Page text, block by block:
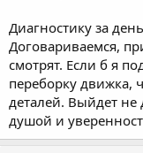
Диагностику за
Договариваемся,
смотрят. Если б я
переборку движка,
деталей. Выйдет не
душой и